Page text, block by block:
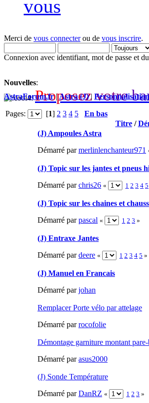
Merci de vous connecterou de vous inscrire.
Connexion avec identifiant, mot de passe et
Nouvelles:
Proposez votre ba
AstraForum.fr|Astra (J)|
Pages: [1] 2 3 4 5
En bas
Titre/
(J) Ampoules Astra
Démarré parmerlinlenchanteur971
(J) Topic sur les jantes et pneus
Démarré parchris26 « 1 2 3 4 5
(J) Topic sur les chaines et
Démarré parpascal « 1 2 3 »
(J) Entraxe Jantes
Démarré pardeere « 1 2 3 4 5 »
(J) Manuel en Francais
Démarré parjohan
Remplacer Porte vélo par attelage
Démarré parrocofolie
Démontage garniture montant
Démarré parasus2000
(J) Sonde Température
Démarré parDanRZ « 1 2 3 »